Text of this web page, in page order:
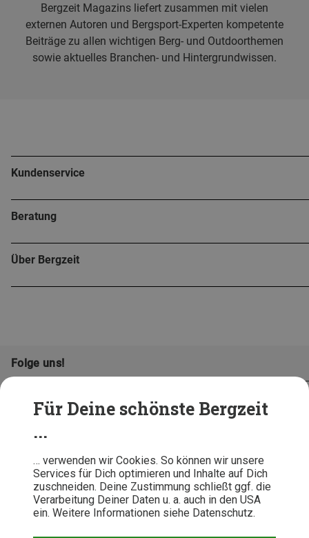
Für Deine schönste Bergzeit
...
… verwenden wir Cookies. So können wir unsere
Services für Dich optimieren und Inhalte auf Dich
zuschneiden. Deine Zustimmung schließt ggf. die
Verarbeitung Deiner Daten u. a. auch in den USA
ein. Weitere Informationen siehe Datenschutz.
Bergzeit Magazins liefert zusammen mit vielen
externen Autoren und Bergsport-Experten kompetente
Beiträge zu allen wichtigen Berg- und Outdoorthemen
sowie aktuelles Branchen- und Hintergrundwissen.
Kundenservice
Beratung
Über Bergzeit
Folge uns!